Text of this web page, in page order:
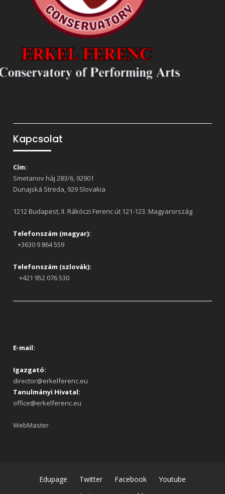
Kapcsolat
Cím:
Smetanov háj 283/6, 92901
Dunajská Streda, 929 Slovakia
1212 Budapest, II. Rákóczi Ferenc út 121-123. Magyarország
Telefonszám (magyar):
+3630 9 864 559
Telefonszám (szlovák):
+421 952 076 530
E-mail:
Igazgató:
director@erkelferenc.eu
Tanulmányi Hivatal:
office@erkelferenc.eu
WebMaster
Edupage Twitter Facebook
Youtube